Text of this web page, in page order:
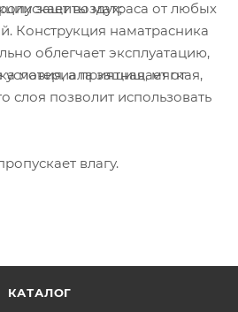
защиты матраса от любых
Конструкция наматрасника
облегчает эксплуатацию,
а приятная, мягкая,
слоя позволит использовать
воздух;
материала защищает от
влагу.
КАТАЛОГ